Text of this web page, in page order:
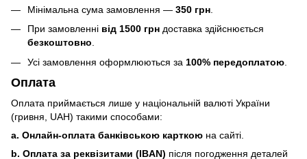
Мінімальна сума замовлення — 350 грн
При замовленні від 1500 грн доставка здійснюється
безкоштовно.
Усі замовлення оформлюються за 100% передоплатою
Оплата
Оплата приймається лише у національній валюті України
(гривня, UAH) такими способами:
a. Онлайн-оплата банківською карткою на сайті.
b. Оплата за реквізитами (IBAN) після погодження деталей